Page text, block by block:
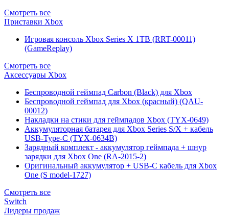
Смотреть все
Приставки Xbox
Игровая консоль Xbox Series X 1TB (RRT-00011)
(GameReplay)
Смотреть все
Аксессуары Xbox
Беспроводной геймпад Carbon (Black) для Xbox
Беспроводной геймпад для Xbox (красный) (QAU-
00012)
Накладки на стики для геймпадов Xbox (TYX-0649)
Аккумуляторная батарея для Xbox Series S/X + кабель
USB-Type-C (TYX-0634B)
Зарядный комплект - аккумулятор геймпада + шнур
зарядки для Xbox One (RA-2015-2)
Оригинальный аккумулятор + USB-C кабель для Xbox
One (S model-1727)
Смотреть все
Switch
Лидеры продаж